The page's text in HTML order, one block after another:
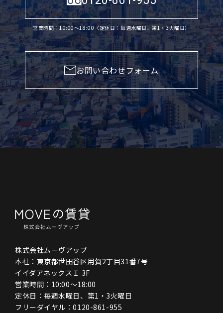
営業時間：10:00〜18:00（定休日：毎週水曜日、第1・3火曜日）
お問い合わせフォーム
株式会社ムーヴアップ
本社：東京都世田谷区用賀2丁目31番7号
イイダアネックスＩ 3F
営業時間：10:00〜18:00
定休日：毎週水曜日、第1・3火曜日
フリーダイヤル：0120-861-955